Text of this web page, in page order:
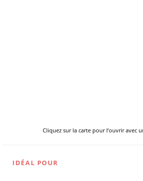
Cliquez sur la carte pour l’ouvrir avec
IDÉAL POUR